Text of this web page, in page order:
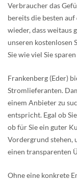
Verbraucher das
bereits die besten
wieder, dass weitaus
unseren kostenlosen
Sie wie viel Sie
Frankenberg (Eder)
Stromlieferanten.
einem Anbieter zu
entspricht. Egal ob
ob für Sie ein guter
Vordergrund stehen,
einen transparenten
Ohne eine konkrete